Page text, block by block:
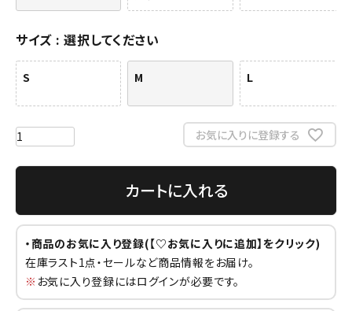
サイズ 選択してください
S M L
お気に入りに登録する
カートに入れる
・商品のお気に入り登録(【♡お気に入りに追加】をクリック)
在庫ラスト1点・セールなど商品情報をお届け。
※ お気に入り登録にはログインが必要です。